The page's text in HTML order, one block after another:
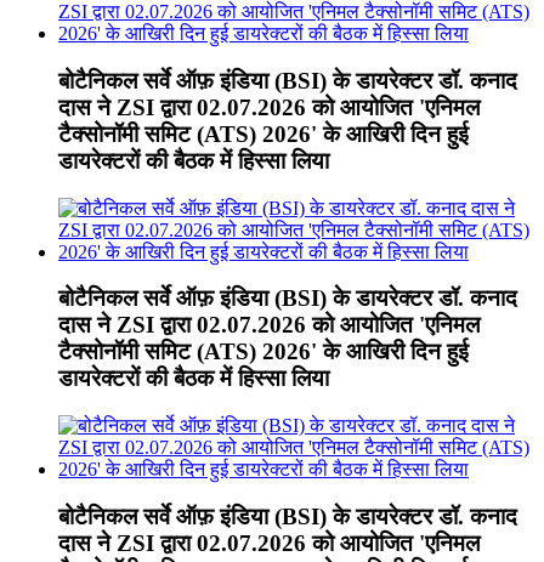
बोटैनिकल सर्वे ऑफ़ इंडिया (BSI) के डायरेक्टर डॉ. कनाद
दास ने ZSI द्वारा 02.07.2026 को आयोजित 'एनिमल
टैक्सोनॉमी समिट (ATS) 2026' के आखिरी दिन हुई
डायरेक्टरों की बैठक में हिस्सा लिया
बोटैनिकल सर्वे ऑफ़ इंडिया (BSI) के डायरेक्टर डॉ. कनाद
दास ने ZSI द्वारा 02.07.2026 को आयोजित 'एनिमल
टैक्सोनॉमी समिट (ATS) 2026' के आखिरी दिन हुई
डायरेक्टरों की बैठक में हिस्सा लिया
बोटैनिकल सर्वे ऑफ़ इंडिया (BSI) के डायरेक्टर डॉ. कनाद
दास ने ZSI द्वारा 02.07.2026 को आयोजित 'एनिमल